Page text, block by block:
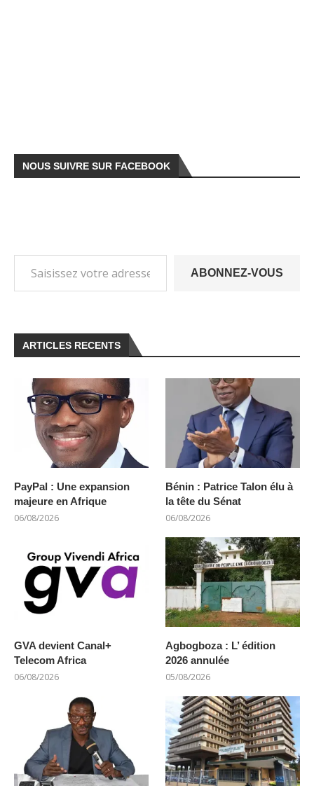
NOUS SUIVRE SUR FACEBOOK
ABONNEZ-VOUS
ARTICLES RECENTS
PayPal : Une expansion
majeure en Afrique
06/08/2026
Bénin : Patrice Talon élu à
la tête du Sénat
06/08/2026
GVA devient Canal+
Telecom Africa
06/08/2026
Agbogboza : L’ édition
2026 annulée
05/08/2026